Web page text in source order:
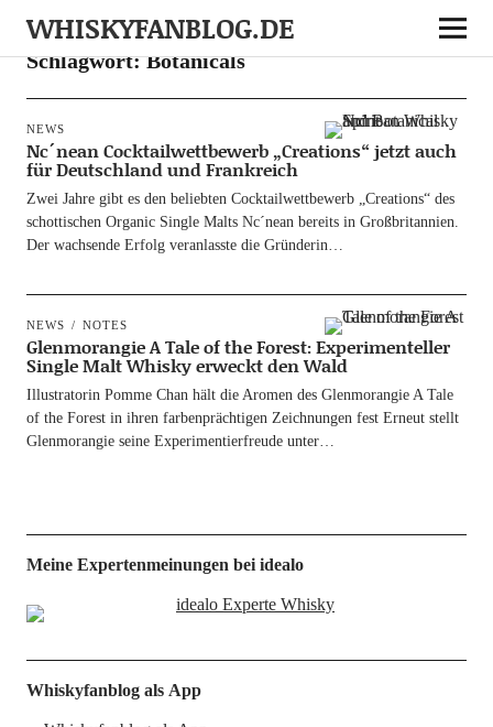
WHISKYFANBLOG.DE
Schlagwort:Botanicals
NEWS
Nc´nean Cocktailwettbewerb „Creations“ jetzt auch
für Deutschland und Frankreich
Zwei Jah­re gibt es den belieb­ten Cock­tail­wett­be­werb „Crea­ti­ons“ des
schot­ti­schen Orga­nic Sin­gle Malts Nc´nean bereits in Groß­bri­tan­ni­en.
Der wach­sen­de Erfolg ver­an­lass­te die Gründerin…
NEWS NOTES
Glenmorangie A Tale of the Forest: Experimenteller
Single Malt Whisky erweckt den Wald
Illus­tra­to­rin Pom­me Chan hält die Aro­men des Glen­mo­ran­gie A Tale
of the Forest in ihren far­ben­präch­ti­gen Zeich­nun­gen fest Erneut stellt
Glen­mo­ran­gie sei­ne Expe­ri­men­tier­freu­de unter…
Meine Expertenmeinungen bei idealo
Whiskyfanblog als App